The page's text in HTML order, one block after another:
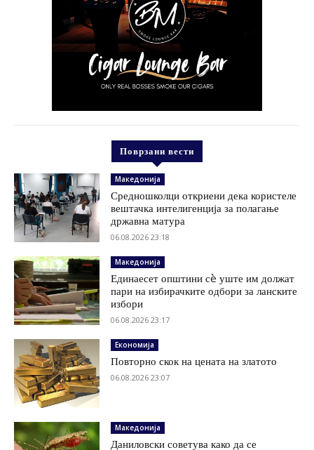
Поврзани вести
Македонија
Средношколци откриени дека користеле
вештачка интелигенција за полагање
државна матура
06.08.2026 23:18
Македонија
Единаесет општини сè уште им должат
пари на избирачките одбори за ланските
избори
06.08.2026 23:17
Економија
Повторно скок на цената на златото
06.08.2026 23:07
Македонија
Даниловски советува како да се